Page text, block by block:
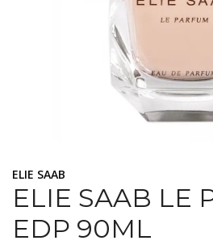
ELIE SAAB
ELIE SAAB LE
EDP 90ML